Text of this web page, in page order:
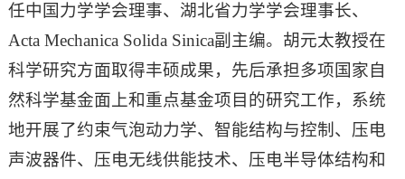
任中国力学学会理事、湖北省力学学会理事长、
Acta Mechanica Solida Sinica副主编。胡元太教授在
科学研究方面取得丰硕成果，先后承担多项国家自
然科学基金面上和重点基金项目的研究工作，系统
地开展了约束气泡动力学、智能结构与控制、压电
声波器件、压电无线供能技术、压电半导体结构和